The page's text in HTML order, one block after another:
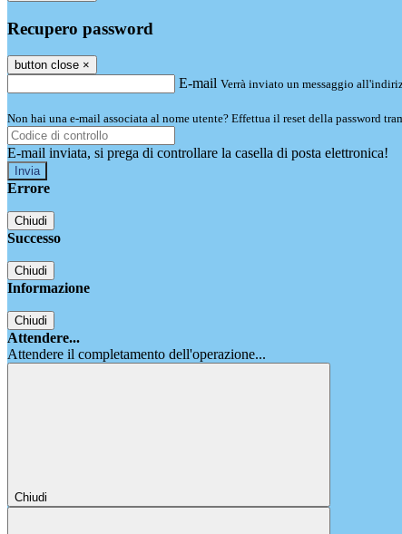
Recupero password
button close ×
E-mail Verrà inviato un messaggio
Non hai una e-mail associata al nome utente? Effettua il reset della password
E-mail inviata, si prega di controllare la casella di posta elettronica!
Errore
Chiudi
Successo
Chiudi
Informazione
Chiudi
Attendere...
Attendere il completamento dell'operazione...
Chiudi